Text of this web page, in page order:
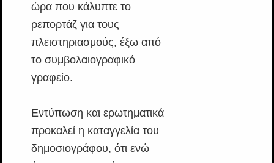
ώρα που κάλυπτε το
ρεπορτάζ για τους
πλειστηριασμούς, έξω από
το συμβολαιογραφικό
γραφείο.
Εντύπωση και ερωτηματικά
προκαλεί η καταγγελία του
δημοσιογράφου, ότι ενώ